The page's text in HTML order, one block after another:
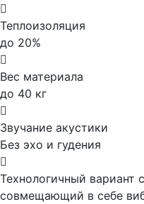
Теплоизоляция
до 20%
Вес материала
до 40 кг
Звучание акустики
Без эхо и гудения
Технологичный вариант
совмещающий в себе